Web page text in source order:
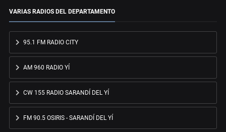
VARIAS RADIOS DEL DEPARTAMENTO
95.1 FM RADIO CITY
AM 960 RADIO YÍ
CW 155 RADIO SARANDÍ DEL YÍ
FM 90.5 OSIRIS - SARANDÍ DEL YÍ